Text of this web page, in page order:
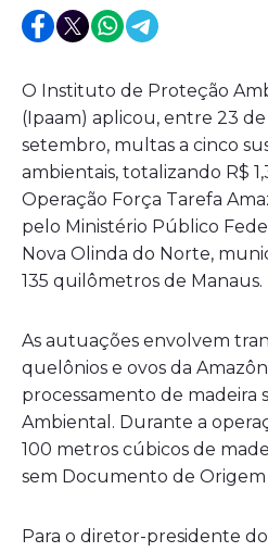
O Instituto de Proteção
(Ipaam) aplicou, entre 23
setembro, multas a cinco
ambientais, totalizando R$
Operação Força Tarefa
pelo Ministério Público
Nova Olinda do Norte,
135 quilômetros de Manaus.
As autuações envolvem
quelônios e ovos da
processamento de madeira
Ambiental. Durante a
100 metros cúbicos de
sem Documento de Origem
Para o diretor-presidente